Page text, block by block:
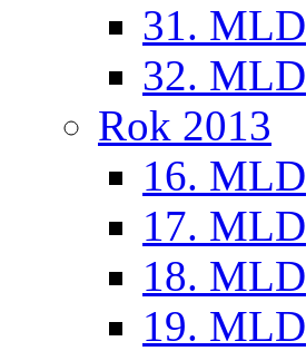
31. MLD
32. MLD
Rok 2013
16. MLD
17. MLD
18. MLD
19. MLD